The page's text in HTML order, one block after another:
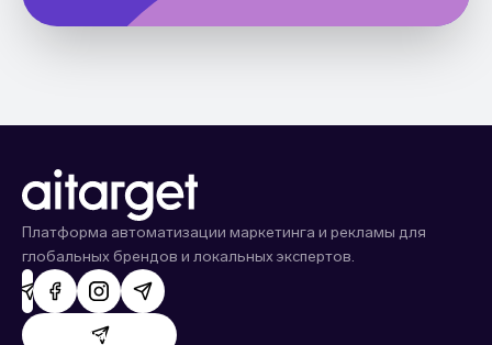
Платформа автоматизации маркетинга и рекламы для
глобальных брендов и локальных экспертов.
Поддержка AdHand